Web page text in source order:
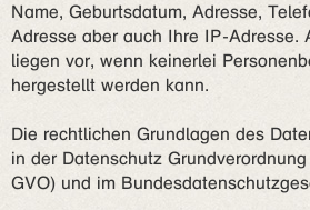
Name, Geburtsdatum, Adresse,
Adresse aber auch Ihre IP-Adresse.
liegen vor, wenn keinerlei
hergestellt werden kann.
Die rechtlichen Grundlagen des
in der Datenschutz
GVO) und im